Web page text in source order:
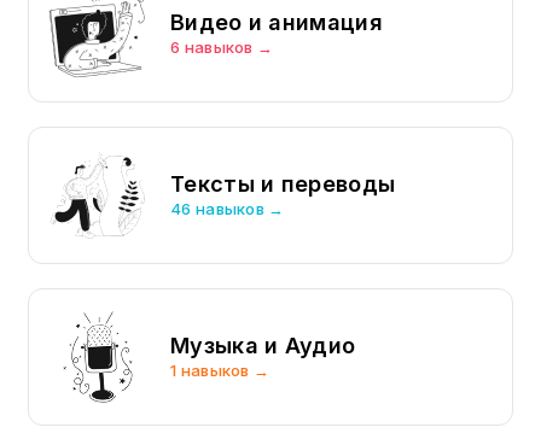
Видео и анимация
6 навыков →
Тексты и переводы
46 навыков →
Музыка и Аудио
1 навыков →